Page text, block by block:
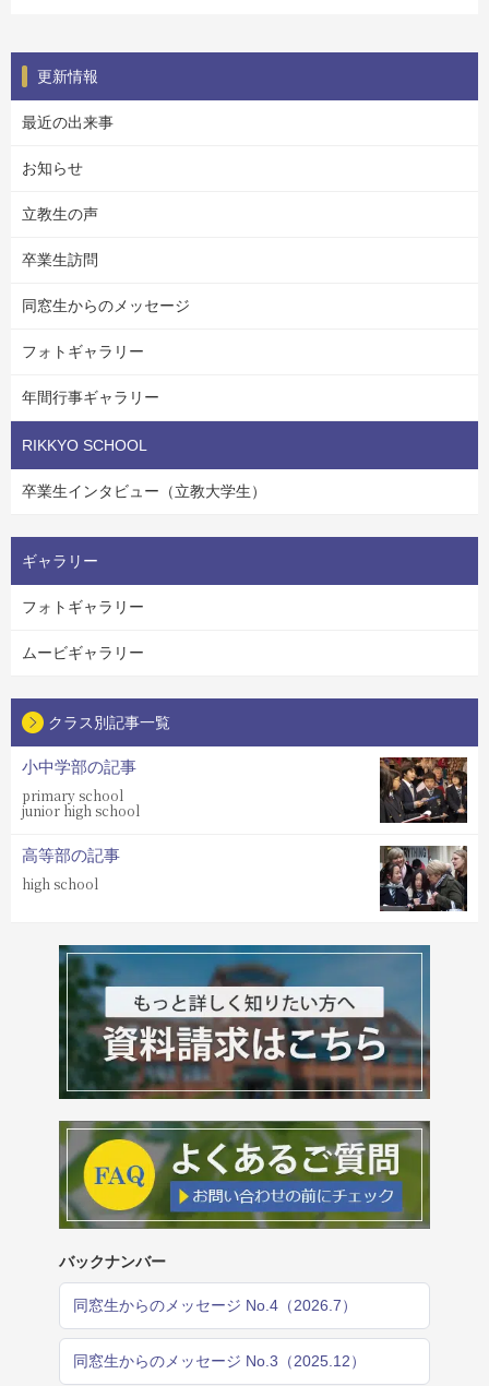
更新情報
最近の出来事
お知らせ
立教生の声
卒業生訪問
同窓生からのメッセージ
フォトギャラリー
年間行事ギャラリー
RIKKYO SCHOOL
卒業生インタビュー（立教大学生）
ギャラリー
フォトギャラリー
ムービギャラリー
クラス別記事一覧
小中学部の記事
primary school
junior high school
高等部の記事
high school
バックナンバー
同窓生からのメッセージ No.4（2026.7）
同窓生からのメッセージ No.3（2025.12）